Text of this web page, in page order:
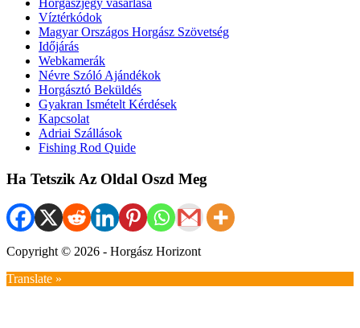
Horgászjegy vásárlása
Víztérkódok
Magyar Országos Horgász Szövetség
Időjárás
Webkamerák
Névre Szóló Ajándékok
Horgásztó Beküldés
Gyakran Ismételt Kérdések
Kapcsolat
Adriai Szállások
Fishing Rod Quide
Ha Tetszik Az Oldal Oszd Meg
Copyright © 2026 - Horgász Horizont
Translate »